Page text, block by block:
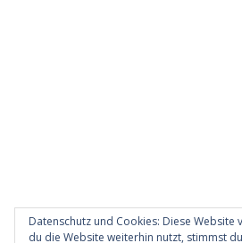
Datenschutz und Cookies: Diese Website
du die Website weiterhin nutzt, stimmst